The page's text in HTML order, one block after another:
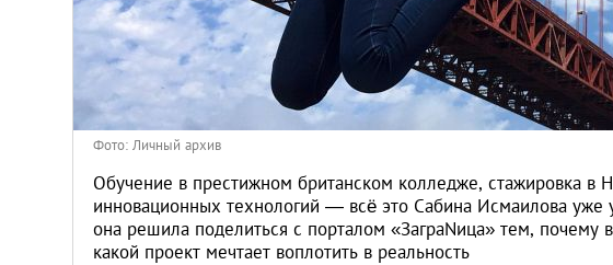
Паттайя
Пхукет
Санкт-Петербург
Фото: Личный архив
Обучение в престижном британском колледже, стажировка в
инновационных технологий — всё это Сабина Исмаилова уже
она решила поделиться с порталом «ЗаграNица» тем, почему
какой проект мечтает воплотить в реальность